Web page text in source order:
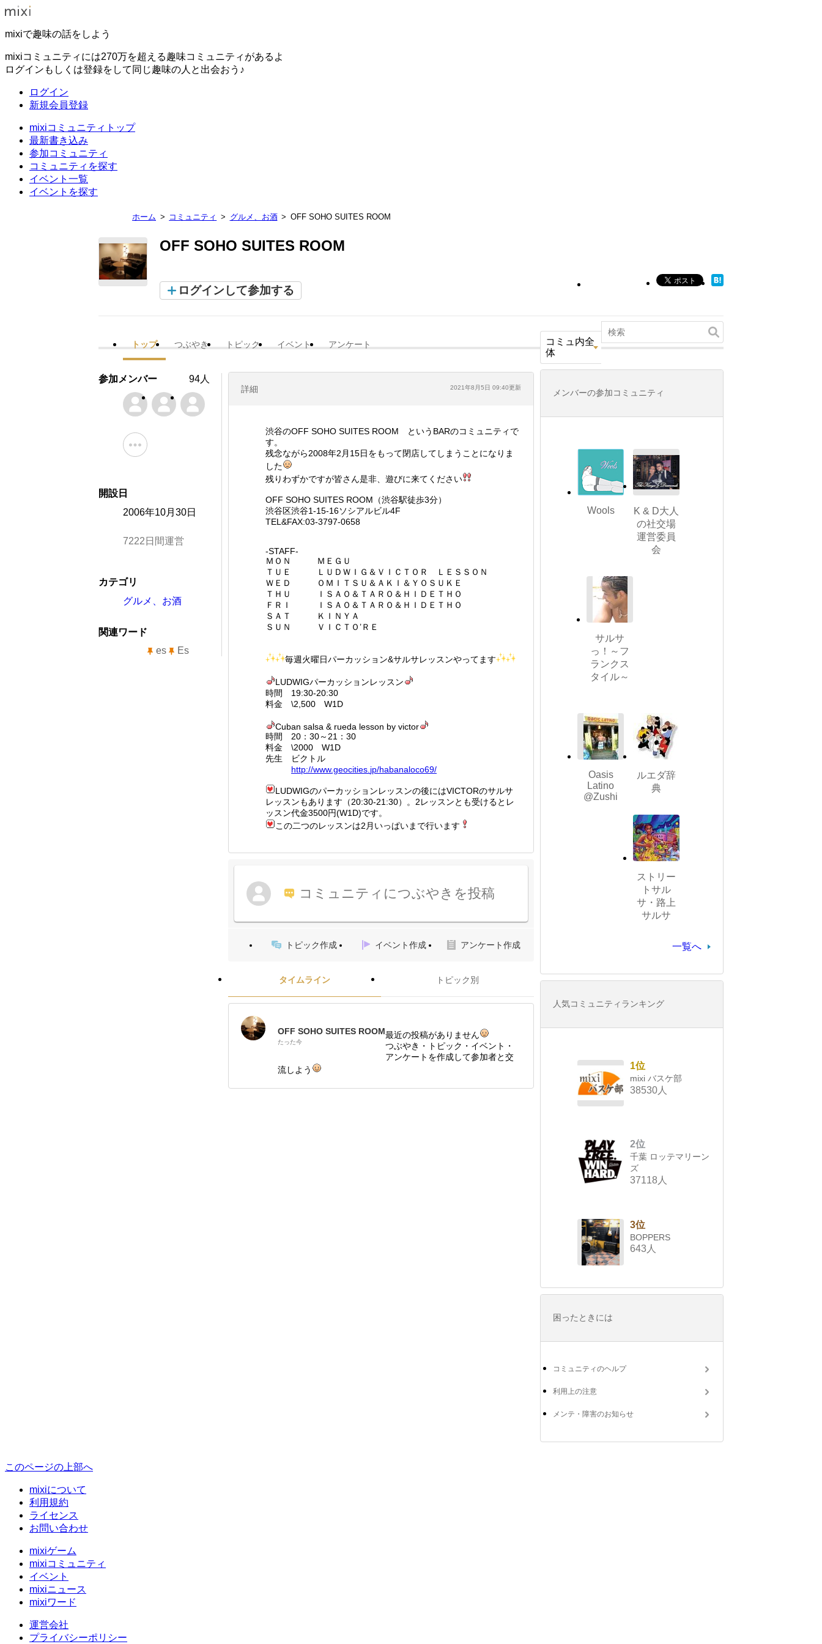
mixiで趣味の話をしよう
mixiコミュニティには270万を超える趣味コミュニティがあるよ
ログインもしくは登録をして同じ趣味の人と出会おう♪
ログイン
新規会員登録
mixiコミュニティトップ
最新書き込み
参加コミュニティ
コミュニティを探す
イベント一覧
イベントを探す
ホーム コミュニティ グルメ、お酒 OFF SOHO SUITES ROOM
OFF SOHO SUITES ROOM
ログインして参加する
トップ つぶやき トピック イベント アンケート
コミュ内全
体
詳細 2021年8月5日 09:40更新
渋谷のOFF SOHO SUITES ROOM というBARのコミュニティで
す。
残念ながら2008年2月15日をもって閉店してしまうことになりま
した
残りわずかですが皆さん是非、遊びに来てください
OFF SOHO SUITES ROOM（渋谷駅徒歩3分）
渋谷区渋谷1-15-16ソシアルビル4F
TEL&FAX:03-3797-0658
-STAFF-
ＭＯＮ ＭＥＧＵ
ＴＵＥ ＬＵＤＷＩＧ＆ＶＩＣＴＯＲ ＬＥＳＳＯＮ
ＷＥＤ ＯＭＩＴＳＵ＆ＡＫＩ＆ＹＯＳＵＫＥ
ＴＨＵ ＩＳＡＯ＆ＴＡＲＯ＆ＨＩＤＥＴＨＯ
ＦＲＩ ＩＳＡＯ＆ＴＡＲＯ＆ＨＩＤＥＴＨＯ
ＳＡＴ ＫＩＮＹＡ
ＳＵＮ ＶＩＣＴＯ’ＲＥ
毎週火曜日パーカッション&サルサレッスンやってます
LUDWIGパーカッションレッスン
時間 19:30-20:30
料金 \2,500 W1D
Cuban salsa & rueda lesson by victor
時間 20：30～21：30
料金 \2000 W1D
先生 ビクトル
http://www.geocities. jp/habanaloco69/
LUDWIGのパーカッションレッスンの後にはVICTORのサルサ
レッスンもあります（20:30-21:30）。2レッスンとも受けるとレ
ッスン代金3500円(W1D)です。
この二つのレッスンは2月いっぱいまで行います
コミュニティにつぶやきを投稿
トピック作成 イベント作成 アンケート作成
タイムライン トピック別
OFF SOHO SUITES ROOM
たった今
最近の投稿がありません
つぶやき・トピック・イベント・
アンケートを作成して参加者と交
流しよう
参加メンバー 94人
開設日
2006年10月30日
7222日間運営
カテゴリ
グルメ、お酒
関連ワード
es
Es
メンバーの参加コミュニティ
Wools
K & D大人
の社交場
運営委員
会
サルサ
っ！～フ
ランクス
タイル～
Oasis
Latino
@Zushi
ルエダ辞
典
ストリー
トサル
サ・路上
サルサ
一覧へ
人気コミュニティランキング
1位
mixi バスケ部
38530人
2位
千葉 ロッテマリーン
ズ
37118人
3位
BOPPERS
643人
困ったときには
コミュニティのヘルプ
利用上の注意
メンテ・障害のお知らせ
このページの上部へ
mixiについて
利用規約
ライセンス
お問い合わせ
mixiゲーム
mixiコミュニティ
イベント
mixiニュース
mixiワード
運営会社
プライバシーポリシー